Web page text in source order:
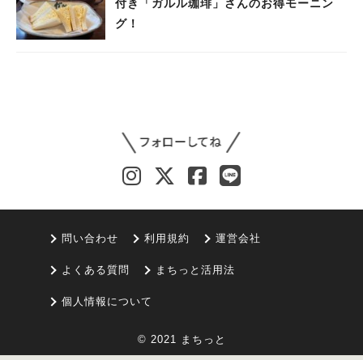
付き「ガルル珈琲」さんのお得モーニン
グ！
問い合わせ 利用規約 運営会社
よくある質問 まちっと活用法
個人情報について
© 2021 まちっと